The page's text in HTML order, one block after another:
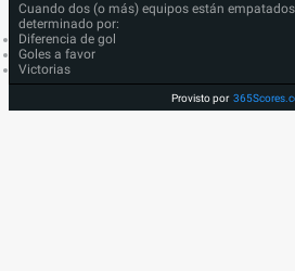
Cuando dos (o más) equipos están
determinado por:
Diferencia de gol
Goles a favor
Victorias
Provisto por